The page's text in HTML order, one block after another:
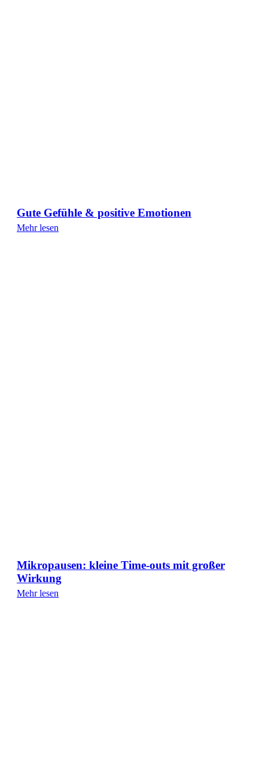
Gute Gefühle & positive Emotionen
Mehr lesen
Mikropausen: kleine Time-outs mit großer
Wirkung
Mehr lesen